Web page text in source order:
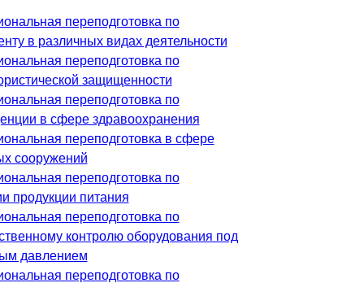
переподготовка по
в различных видах деятельности
переподготовка по
защищенности
переподготовка по
в сфере здравоохранения
переподготовка в сфере
сооружений
переподготовка по
продукции питания
переподготовка по
контролю оборудования под
давлением
переподготовка по